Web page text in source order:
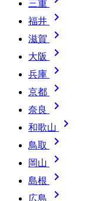
三重
福井 
滋賀 
大阪 
兵庫 
京都 
奈良 
和歌山 
鳥取 
岡山 
島根 
広島 